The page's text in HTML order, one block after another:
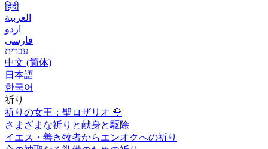
हिंदी
العربية
اردو
فارسی
עִברִית
中文 (简体)
日本語
한국어
祈り
祈りの女王：聖ロザリオ 🌹
さまざまな祈りと献身と駆除
イエス・善き牧者からエンオクへの祈り